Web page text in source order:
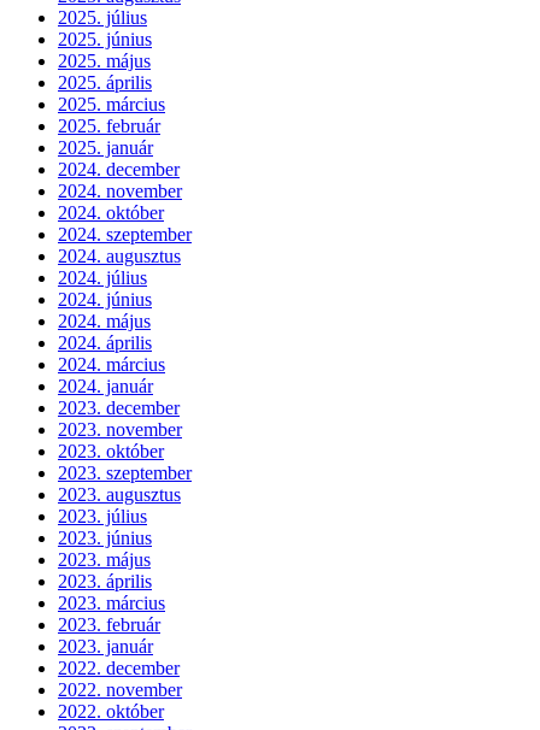
2025. július
2025. június
2025. május
2025. április
2025. március
2025. február
2025. január
2024. december
2024. november
2024. október
2024. szeptember
2024. augusztus
2024. július
2024. június
2024. május
2024. április
2024. március
2024. január
2023. december
2023. november
2023. október
2023. szeptember
2023. augusztus
2023. július
2023. június
2023. május
2023. április
2023. március
2023. február
2023. január
2022. december
2022. november
2022. október